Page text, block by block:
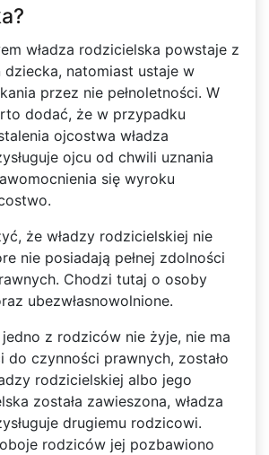
władza rodzicielska powstaje z
natomiast ustaje w
przez nie pełnoletności. W
dodać, że w przypadku
ojcostwa władza
ojcu od chwili uznania
się wyroku
że władzy rodzicielskiej nie
nie posiadają pełnej zdolności
Chodzi tutaj o osoby
ubezwłasnowolnione.
z rodziców nie żyje, nie ma
do czynności prawnych, zostało
rodzicielskiej albo jego
została zawieszona, władza
drugiemu rodzicowi.
rodziców jej pozbawiono